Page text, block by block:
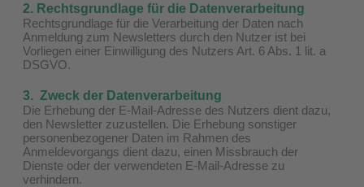
2. Rechtsgrundlage für die Datenverarbeitung
Rechtsgrundlage für die Verarbeitung der Daten nach
Anmeldung zum Newsletters durch den Nutzer ist bei
Vorliegen einer Einwilligung des Nutzers Art. 6 Abs. 1 lit. a
DSGVO.
3. Zweck der Datenverarbeitung
Die Erhebung der E-Mail-Adresse des Nutzers dient dazu,
den Newsletter zuzustellen. Die Erhebung sonstiger
personenbezogener Daten im Rahmen des
Anmeldevorgangs dient dazu, einen Missbrauch der
Dienste oder der verwendeten E-Mail-Adresse zu
verhindern.